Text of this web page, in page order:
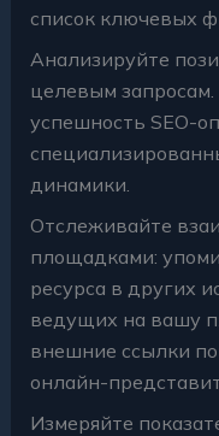
список ключевых
Анализируйте
целевым
успешность SEO-
динамики.
Отслеживайте
площадками:
ресурса в других
ведущих на вашу
внешние ссылки
онлайн-
Измеряйте